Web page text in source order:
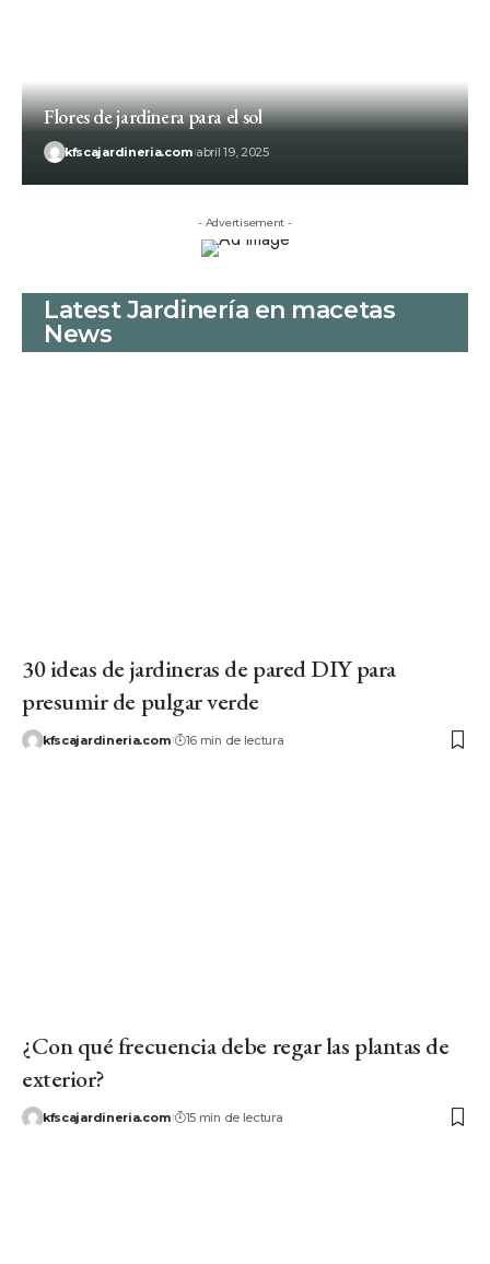
Flores de jardinera para el sol
kfscajardineria.com abril 19, 2025
- Advertisement -
Latest Jardinería en macetas
News
30 ideas de jardineras de pared DIY para
presumir de pulgar verde
kfscajardineria.com 16 min de lectura
¿Con qué frecuencia debe regar las plantas de
exterior?
kfscajardineria.com 15 min de lectura